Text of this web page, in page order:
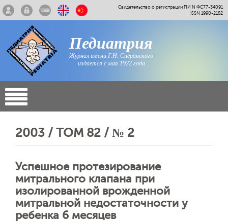
Свидетельство о регистрации ПИ N ФС77-34091
ISSN 1990-2182
Педиатрия
Журнал имени Г.Н. Сперанского
издается с мая 1922 года
2003 / ТОМ 82 / № 2
Успешное протезирование
митрального клапана при
изолированной врожденной
митральной недостаточности у
ребенка 6 месяцев